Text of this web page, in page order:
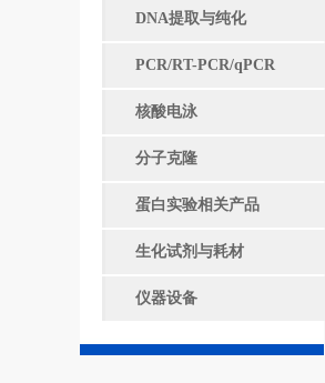
DNA提取与纯化
PCR/RT-PCR/qPCR
核酸电泳
分子克隆
蛋白实验相关产品
生化试剂与耗材
仪器设备